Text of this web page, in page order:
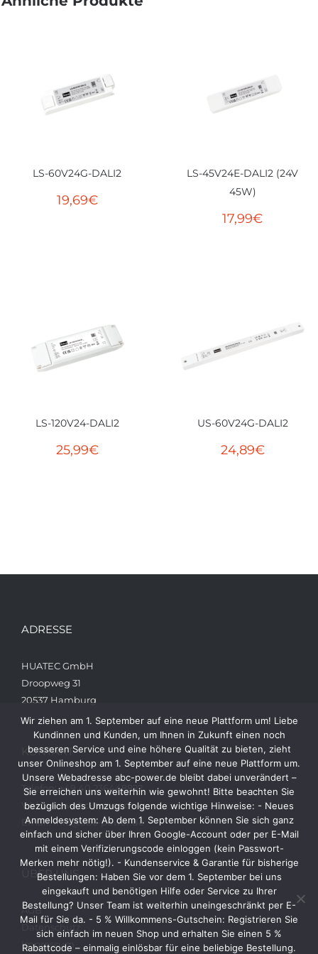
LS-60V24G-DALI2
19,69€
LS-45V24E-DALI2 (24V
45W)
17,99€
LS-120V24-DALI2
25,99€
US-60V24G-DALI2
24,89€
ADRESSE
HUATEC GmbH
Droopweg 31
20537 Hamburg
KONTAKT
Telefon: +49 40 236448822
Web: www.abc-power.de
Email: info@abc-power.de
ÜBER UNS
AGB
Impressum
Wir ziehen am 1. September auf eine neue Plattform um! Liebe
Kundinnen und Kunden, um Ihnen in Zukunft einen noch
besseren Service und eine höhere Qualität zu bieten, zieht
unser Onlineshop am 1. September auf eine neue Plattform um.
Unsere Webadresse abc-power.de bleibt dabei unverändert –
Sie erreichen uns weiterhin wie gewohnt! Bitte beachten Sie
bezüglich des Umzugs folgende wichtige Hinweise: - Neues
Anmeldesystem: Ab dem 1. September können Sie sich ganz
einfach und sicher über Ihren Google-Account oder per E-Mail
mit einem Verifizierungscode einloggen (kein Passwort-
Merken mehr nötig!). - Kundenservice & Garantie für bisherige
Bestellungen: Haben Sie vor dem 1. September bei uns
eingekauft und benötigen Hilfe oder Service zu Ihrer
Bestellung? Unser Team ist weiterhin uneingeschränkt per E-
Mail für Sie da. - 5 % Willkommens-Gutschein: Registrieren Sie
sich einfach im neuen Shop und erhalten Sie einen 5 %
Rabattcode – einmalig einlösbar für eine beliebige Bestellung.